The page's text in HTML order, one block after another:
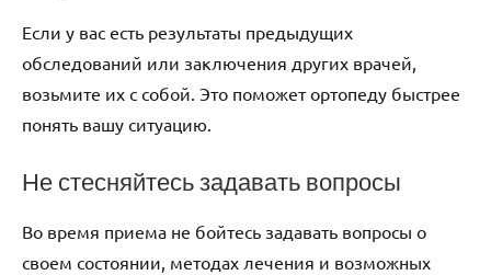
Если у вас есть результаты предыдущих
обследований или заключения других врачей,
возьмите их с собой. Это поможет ортопеду быстрее
понять вашу ситуацию.
Не стесняйтесь задавать вопросы
Во время приема не бойтесь задавать вопросы о
своем состоянии, методах лечения и возможных